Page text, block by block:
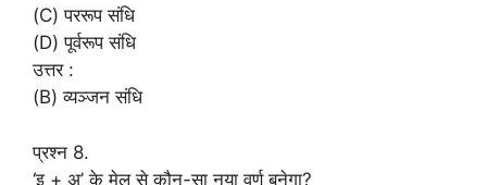
(C) पररूप संधि
(D) पूर्वरूप संधि
उत्तर :
(B) व्यञ्जन संधि
प्रश्न 8.
‘इ + अ’ के मेल से कौन-सा नया वर्ण बनेगा?